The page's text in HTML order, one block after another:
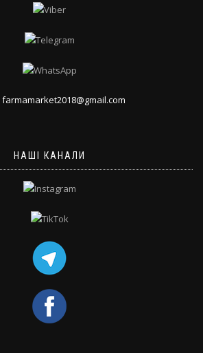
farmamarket2018@gmail.com
НАШІ КАНАЛИ